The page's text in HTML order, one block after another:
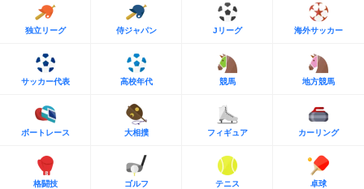
独立リーグ 侍ジャパン Jリーグ 海外サッカー
サッカー代表 高校年代 競馬 地方競馬
ボートレース 大相撲 フィギュア カーリング
格闘技 ゴルフ テニス 卓球